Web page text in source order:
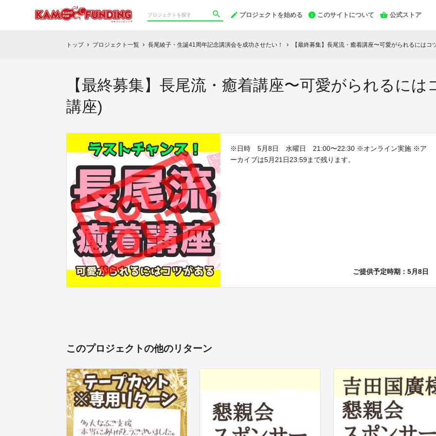
プロジェクトを始める このサイトについて 公式ストア
トップ chevron_right プロジェクト一覧 chevron_right 長尾綾子・生誕41周年記念講演会を成功させたい！ chevron_right 【最終募集】長尾流・癒着講座〜可愛がられるにはコ
【最終募集】長尾流・癒着講座〜可愛がられるに
講座)
※日時 5月8日 水曜日 21:00〜22:30 ※オンライン実施 ※ア
ーカイブは5月21日23:59まで残ります。
ご提供予定時期：5月8日
このプロジェクトの他のリターン